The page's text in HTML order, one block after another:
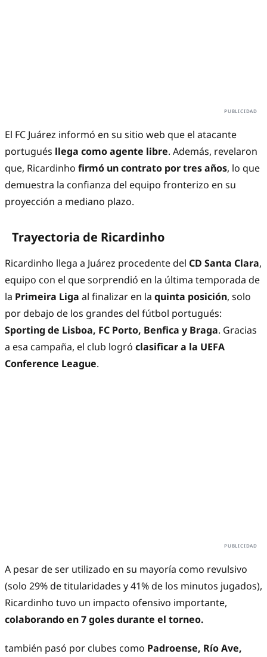
El FC Juárez informó en su sitio web que el atacante
portugués llega como agente libre. Además, revelaron
que, Ricardinho firmó un contrato por tres años, lo que
demuestra la confianza del equipo fronterizo en su
proyección a mediano plazo.
Trayectoria de Ricardinho
Ricardinho llega a Juárez procedente del CD Santa Clara,
equipo con el que sorprendió en la última temporada de
la Primeira Liga al finalizar en la quinta posición, solo
por debajo de los grandes del fútbol portugués:
Sporting de Lisboa, FC Porto, Benfica y Braga. Gracias
a esa campaña, el club logró clasificar a la UEFA
Conference League.
A pesar de ser utilizado en su mayoría como revulsivo
(solo 29% de titularidades y 41% de los minutos jugados),
Ricardinho tuvo un impacto ofensivo importante,
colaborando en 7 goles durante el torneo.
también pasó por clubes como Padroense, Río Ave,